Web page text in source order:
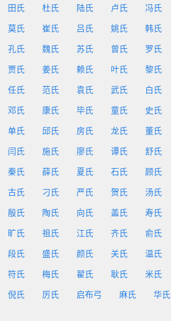
田氏 杜氏 陆氏 卢氏 冯氏
莫氏 崔氏 吕氏 姚氏 韩氏
孔氏 魏氏 苏氏 曾氏 罗氏
贾氏 姜氏 赖氏 叶氏 黎氏
任氏 范氏 袁氏 武氏 白氏
邓氏 康氏 毕氏 童氏 史氏
单氏 邱氏 房氏 龙氏 董氏
闫氏 施氏 廖氏 谭氏 舒氏
秦氏 薛氏 夏氏 石氏 顾氏
古氏 刁氏 严氏 贺氏 汤氏
殷氏 陶氏 向氏 盖氏 寿氏
旷氏 祖氏 江氏 齐氏 俞氏
段氏 盛氏 颜氏 关氏 温氏
符氏 梅氏 翟氏 耿氏 米氏
倪氏 厉氏 启布弓 麻氏 华氏